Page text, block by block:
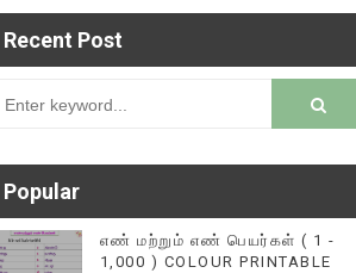
பதிவு செய்ய
Recent Post
Popular
எண் மற்றும் எண் பெயர்கள் ( 1 -
1,000 ) COLOUR PRINTABLE